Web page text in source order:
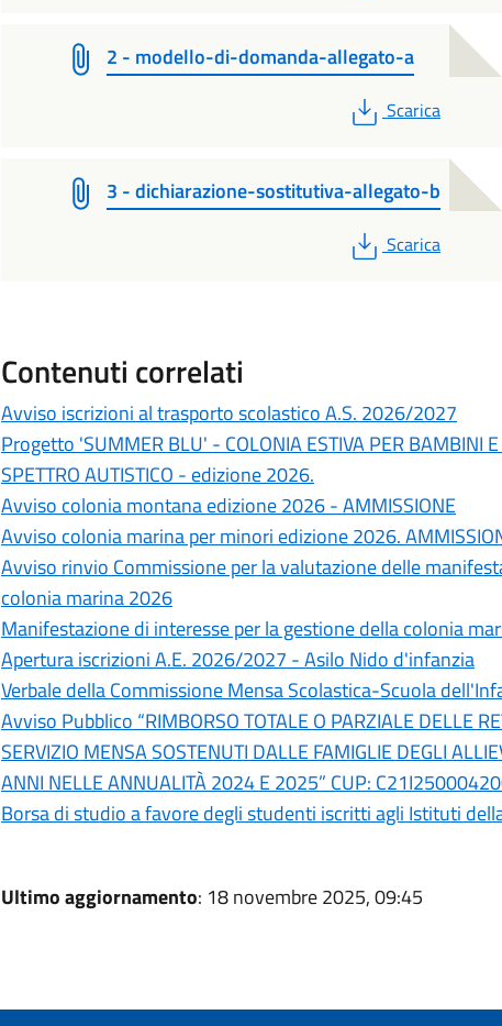
2 - modello-di-domanda-allegato-a
PDF
Scarica
3 - dichiarazione-sostitutiva-allegato-b
PDF
Scarica
Contenuti correlati
Avviso iscrizioni al trasporto scolastico A.S. 2026/2027
Progetto 'SUMMER BLU' - COLONIA ESTIVA PER BAMBINI
SPETTRO AUTISTICO - edizione 2026.
Avviso colonia montana edizione 2026 - AMMISSIONE
Avviso colonia marina per minori edizione 2026.
Avviso rinvio Commissione per la valutazione delle
colonia marina 2026
Manifestazione di interesse per la gestione della colonia
Apertura iscrizioni A.E. 2026/2027 - Asilo Nido d'infanzia
Verbale della Commissione Mensa Scolastica-Scuola
Avviso Pubblico “RIMBORSO TOTALE O PARZIALE DELLE
SERVIZIO MENSA SOSTENUTI DALLE FAMIGLIE DEGLI
ANNI NELLE ANNUALITÀ 2024 E 2025” CUP:
Borsa di studio a favore degli studenti iscritti agli Istituti
Ultimo aggiornamento: 18 novembre 2025, 09:45